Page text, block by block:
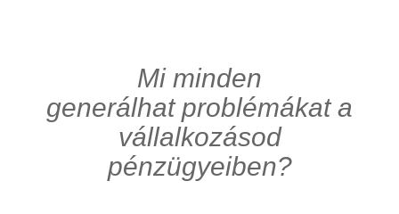
Mi minden
generálhat problémákat a
vállalkozásod
pénzügyeiben?